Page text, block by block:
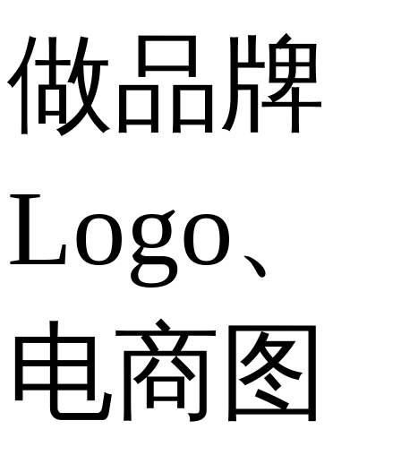
做品牌
Logo、
电商图